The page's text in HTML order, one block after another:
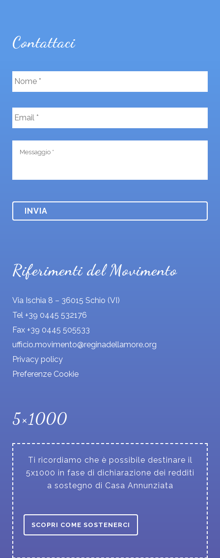
Contattaci
N
o
m
*
E
m
a
M
a
g
o
Riferimenti del Movimento
Via Ischia 8 – 36015 Schio (VI)
Tel +39 0445 532176
Fax +39 0445 505533
ufficio.movimento@reginadellamore.org
Privacy policy
Preferenze Cookie
5×1000
Ti ricordiamo che è possibile destinare il
5x1000 in fase di dichiarazione dei redditi
a sostegno di Casa Annunziata
SCOPRI COME SOSTENERCI